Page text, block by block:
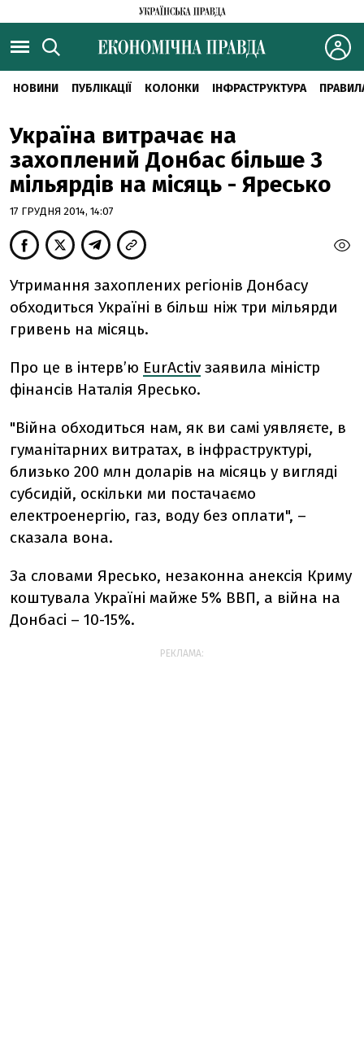
НОВИНИ ПУБЛІКАЦІЇ КОЛОНКИ ІНФРАСТРУКТУРА
Україна витрачає на
захоплений Донбас більше 3
мільярдів на місяць - Яресько
17 ГРУДНЯ 2014, 14:07
Утримання захоплених регіонів Донбасу
обходиться Україні в більш ніж три мільярди
гривень на місяць.
Про це в інтерв’ю EurActiv заявила міністр
фінансів Наталія Яресько.
"Війна обходиться нам, як ви самі уявляєте, в
гуманітарних витратах, в інфраструктурі,
близько 200 млн доларів на місяць у вигляді
субсидій, оскільки ми постачаємо
електроенергію, газ, воду без оплати", –
сказала вона.
За словами Яресько, незаконна анексія Криму
коштувала Україні майже 5% ВВП, а війна на
Донбасі – 10-15%.
РЕКЛАМА: